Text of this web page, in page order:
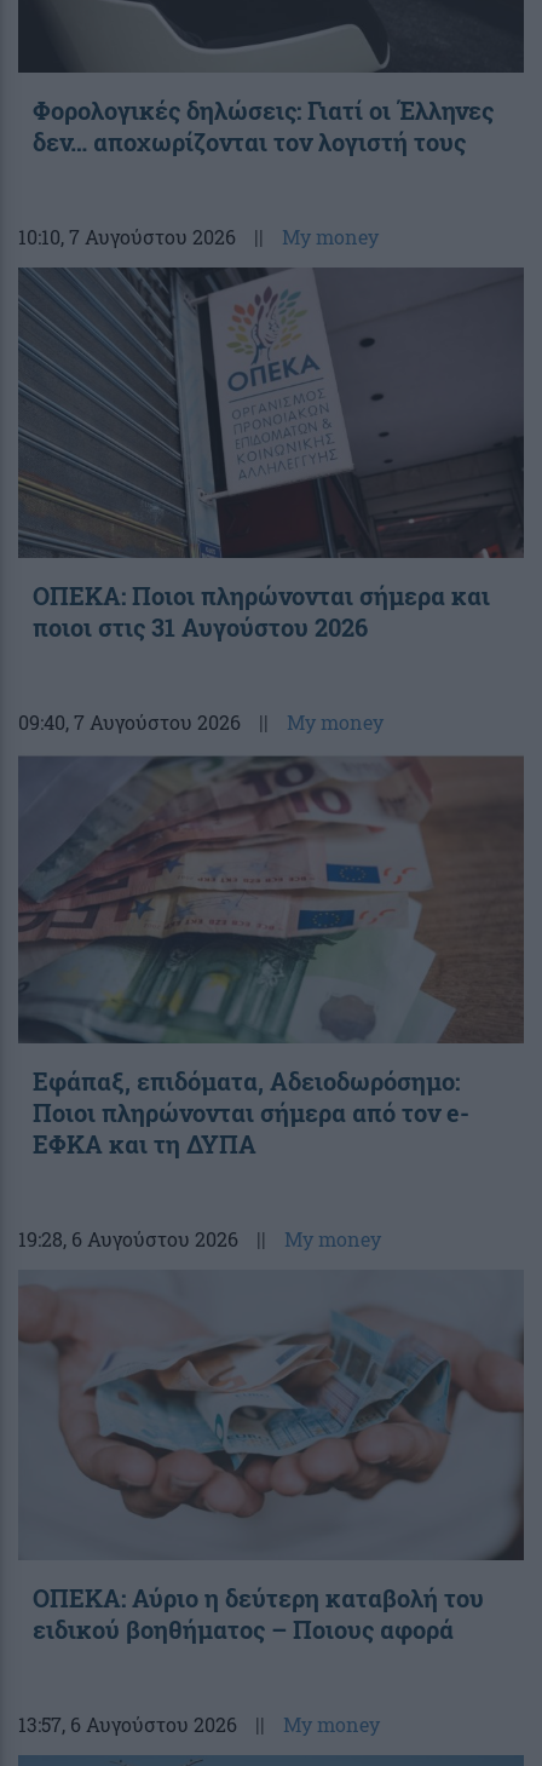
Φορολογικές δηλώσεις: Γιατί οι Έλληνες
δεν… αποχωρίζονται τον λογιστή τους
10:10, 7 Αυγούστου 2026 || My money
ΟΠΕΚΑ: Ποιοι πληρώνονται σήμερα και
ποιοι στις 31 Αυγούστου 2026
09:40, 7 Αυγούστου 2026 || My money
Εφάπαξ, επιδόματα, Αδειοδωρόσημο:
Ποιοι πληρώνονται σήμερα από τον e-
ΕΦΚΑ και τη ΔΥΠΑ
19:28, 6 Αυγούστου 2026 || My money
ΟΠΕΚΑ: Αύριο η δεύτερη καταβολή του
ειδικού βοηθήματος – Ποιους αφορά
13:57, 6 Αυγούστου 2026 || My money